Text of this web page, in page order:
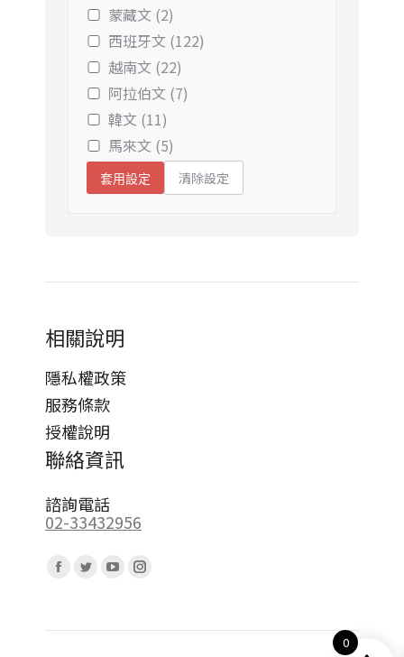
蒙藏文 (2)
西班牙文 (122)
越南文 (22)
阿拉伯文 (7)
韓文 (11)
馬來文 (5)
套用設定 清除設定
相關說明
隱私權政策
服務條款
授權說明
聯絡資訊
諮詢電話
02-33432956
Facebook
opens
Twitter
opens
YouTube
opens
Instagram
opens
0